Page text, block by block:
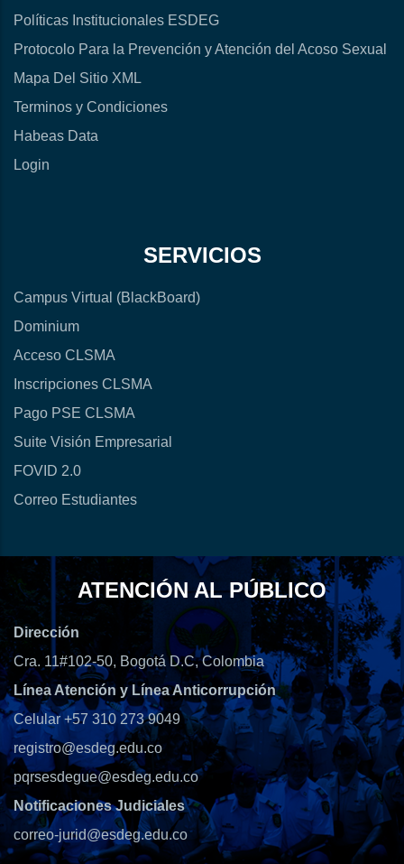
Políticas Institucionales ESDEG
Protocolo Para la Prevención y Atención del Acoso Sexual
Mapa Del Sitio XML
Terminos y Condiciones
Habeas Data
Login
SERVICIOS
Campus Virtual (BlackBoard)
Dominium
Acceso CLSMA
Inscripciones CLSMA
Pago PSE CLSMA
Suite Visión Empresarial
FOVID 2.0
Correo Estudiantes
ATENCIÓN AL PÚBLICO
Dirección
Cra. 11#102-50, Bogotá D.C, Colombia
Línea Atención y Línea Anticorrupción
Celular +57 310 273 9049
registro@esdeg.edu.co
pqrsesdegue@esdeg.edu.co
Notificaciones Judiciales
correo-jurid@esdeg.edu.co